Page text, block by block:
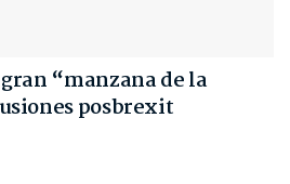
“manzana de la
posbrexit